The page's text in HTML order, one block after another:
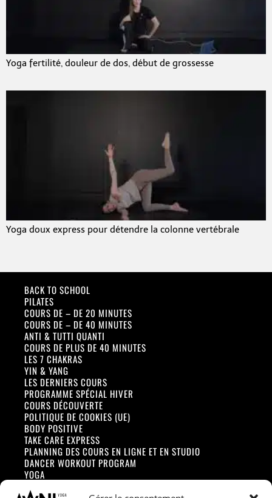
Yoga fertilité, douleur de dos, début de grossesse
Yoga doux express pour détendre la colonne vertébrale
BACK TO SCHOOL
PILATES
COURS DE – DE 20 MINUTES
COURS DE – DE 40 MINUTES
ANTI & TUTTI QUANTI
COURS DE PLUS DE 40 MINUTES
LES 7 CHAKRAS
YIN & YANG
LES DERNIERS COURS
PROGRAMME SPÉCIAL HIVER
COURS DÉCOUVERTE
POLITIQUE DE COOKIES (UE)
BODY POSITIVE
TAKE CARE EXPRESS
PLANNING DES COURS EN LIGNE ET EN STUDIO
DANCER WORKOUT PROGRAM
YOGA